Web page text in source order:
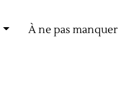
À ne pas manquer